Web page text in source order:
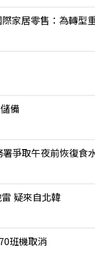
家居零售：為轉型
備
爭取午夜前恢復食
疑來自北韓
班機取消